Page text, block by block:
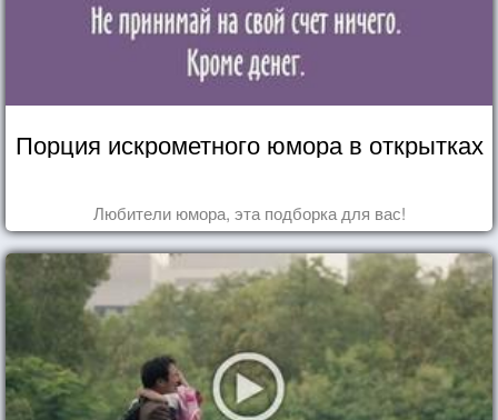
Порция искрометного юмора в открытках
Любители юмора, эта подборка для вас!